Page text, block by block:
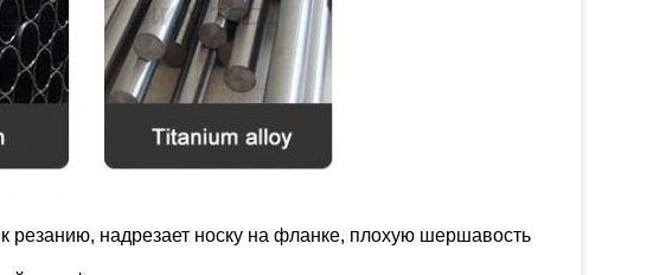
резанию, надрезает носку на фланке, плохую шершавость